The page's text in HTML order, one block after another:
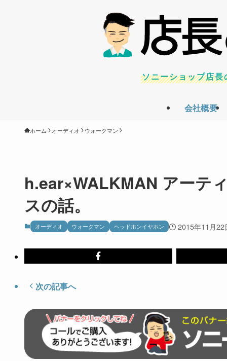
会社概要
ソニーショップ店
ホーム オーディオ ウォークマン
h.ear×WALKMAN アーテ
スの話。
オーディオ ウォークマン ヘッドホンイヤホン 2015年11月22
次の記事へ